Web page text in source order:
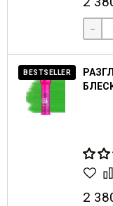
-
BESTSELLER
2